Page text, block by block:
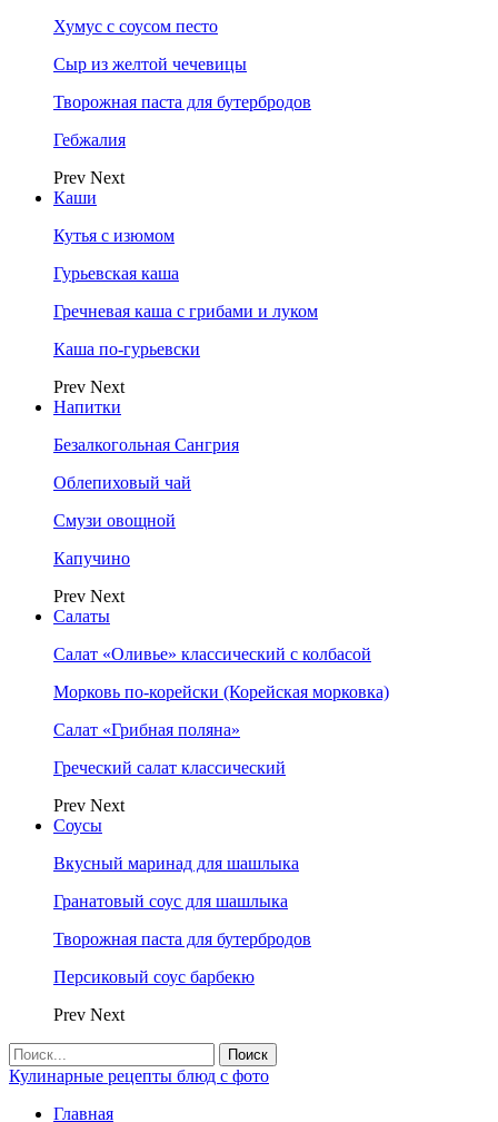
Хумус с соусом песто
Сыр из желтой чечевицы
Творожная паста для бутербродов
Гебжалия
Prev Next
Каши
Кутья с изюмом
Гурьевская каша
Гречневая каша с грибами и луком
Каша по-гурьевски
Prev Next
Напитки
Безалкогольная Сангрия
Облепиховый чай
Смузи овощной
Капучино
Prev Next
Салаты
Салат «Оливье» классический с колбасой
Морковь по-корейски (Корейская морковка)
Салат «Грибная поляна»
Греческий салат классический
Prev Next
Соусы
Вкусный маринад для шашлыка
Гранатовый соус для шашлыка
Творожная паста для бутербродов
Персиковый соус барбекю
Prev Next
Кулинарные рецепты блюд с фото
Главная